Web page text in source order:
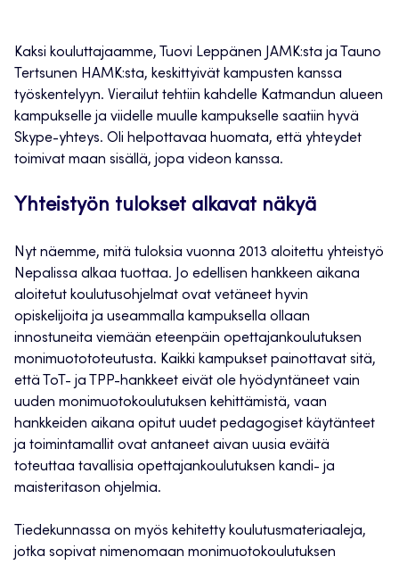
Kaksi kouluttajaamme, Tuovi Leppänen JAMK:sta ja Tauno
Tertsunen HAMK:sta, keskittyivät kampusten kanssa
työskentelyyn. Vierailut tehtiin kahdelle Katmandun alueen
kampukselle ja viidelle muulle kampukselle saatiin hyvä
Skype-yhteys. Oli helpottavaa huomata, että yhteydet
toimivat maan sisällä, jopa videon kanssa.
Yhteistyön tulokset alkavat näkyä
Nyt näemme, mitä tuloksia vuonna 2013 aloitettu yhteistyö
Nepalissa alkaa tuottaa. Jo edellisen hankkeen aikana
aloitetut koulutusohjelmat ovat vetäneet hyvin
opiskelijoita ja useammalla kampuksella ollaan
innostuneita viemään eteenpäin opettajankoulutuksen
monimuotototeutusta. Kaikki kampukset painottavat sitä,
että ToT- ja TPP-hankkeet eivät ole hyödyntäneet vain
uuden monimuotokoulutuksen kehittämistä, vaan
hankkeiden aikana opitut uudet pedagogiset käytänteet
ja toimintamallit ovat antaneet aivan uusia eväitä
toteuttaa tavallisia opettajankoulutuksen kandi- ja
maisteritason ohjelmia.
Tiedekunnassa on myös kehitetty koulutusmateriaaleja,
jotka sopivat nimenomaan monimuotokoulutuksen